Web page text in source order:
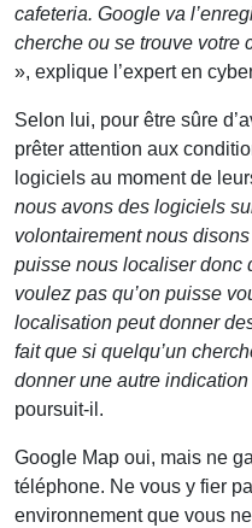
cafeteria. Google va
cherche ou se trouve votre
», explique l’expert en
Selon lui, pour être sûre
prêter attention aux
logiciels au moment de
nous avons des logiciels
volontairement nous
puisse nous localiser donc
voulez pas qu’on puisse
localisation peut donner
fait que si quelqu’un
donner une autre
poursuit-il.
Google Map oui, mais ne
téléphone. Ne vous y fier
environnement que vous